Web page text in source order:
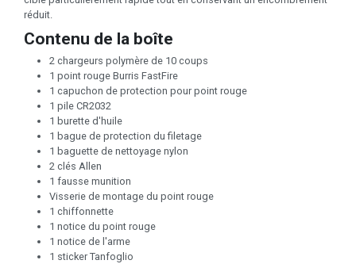
réduit.
Contenu de la boîte
2 chargeurs polymère de 10 coups
1 point rouge Burris FastFire
1 capuchon de protection pour point rouge
1 pile CR2032
1 burette d'huile
1 bague de protection du filetage
1 baguette de nettoyage nylon
2 clés Allen
1 fausse munition
Visserie de montage du point rouge
1 chiffonnette
1 notice du point rouge
1 notice de l'arme
1 sticker Tanfoglio